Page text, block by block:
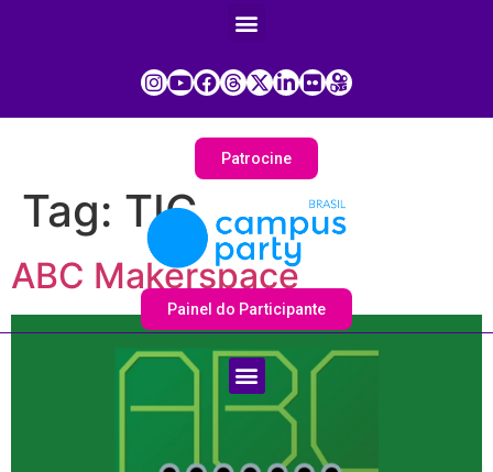
Patrocine
Painel do Participante
Tag: TIC
ABC Makerspace